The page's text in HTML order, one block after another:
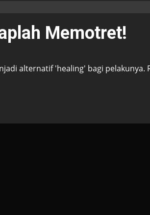
Memotret!
alternatif 'healing' bagi pelakunya.